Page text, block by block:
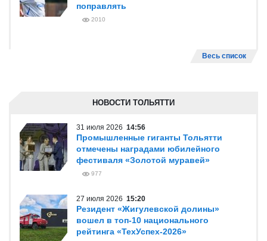
поправлять
2010
Весь список
НОВОСТИ ТОЛЬЯТТИ
31 июля 2026 14:56
Промышленные гиганты Тольятти
отмечены наградами юбилейного
фестиваля «Золотой муравей»
977
27 июля 2026 15:20
Резидент «Жигулевской долины»
вошел в топ-10 национального
рейтинга «ТехУспех-2026»